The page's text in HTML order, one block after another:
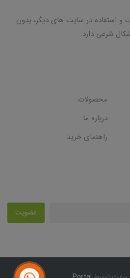
و استفاده در سایت های دیگر، بدون
شرعی دارد.
محصولات
درباره ما
راهنمای خرید
عضویت